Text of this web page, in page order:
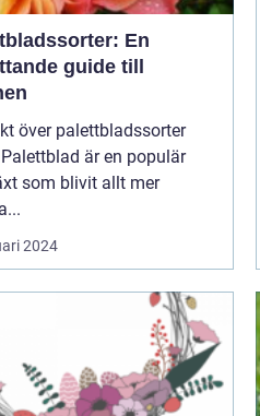
En
guide till
över palettbladssorter
som blivit allt mer
2024